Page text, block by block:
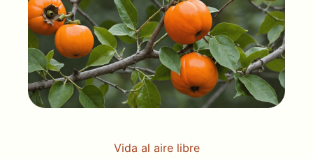
Vida al aire libre